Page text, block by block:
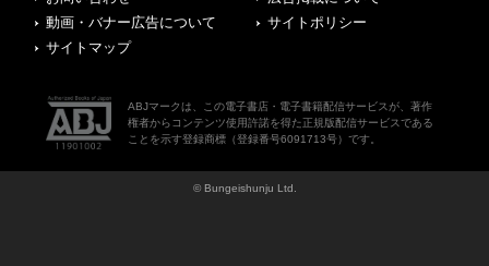
動画・バナー広告について
サイトポリシー
サイトマップ
ABJマークは、この電子書店・電子書籍配信サービスが、著作
権者からコンテンツ使用許諾を得た正規版配信サービスである
ことを示す登録商標（登録番号6091713号）です。
© Bungeishunju Ltd.